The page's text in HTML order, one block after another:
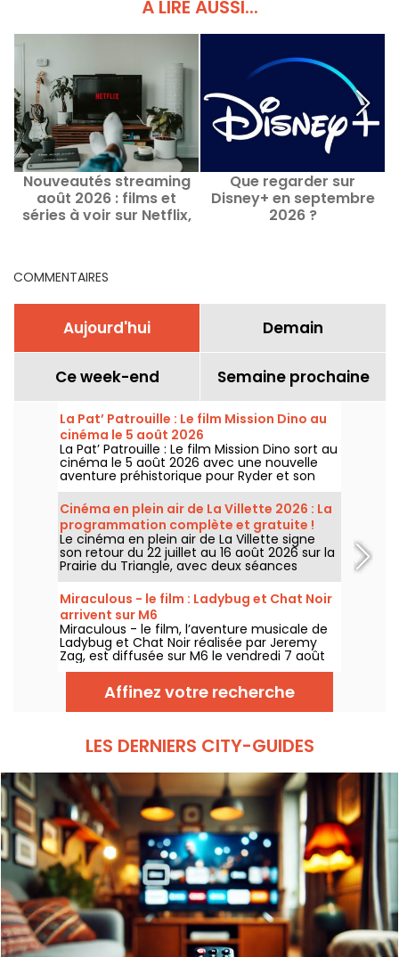
À LIRE AUSSI...
Nouveautés streaming
août 2026 : films et
séries à voir sur Netflix,
Que regarder sur
Disney+ en septembre
2026 ?
COMMENTAIRES
Aujourd'hui Demain
Ce week-end Semaine prochaine
La Pat’ Patrouille : Le film Mission Dino au
cinéma le 5 août 2026
La Pat’ Patrouille : Le film Mission Dino sort au
cinéma le 5 août 2026 avec une nouvelle
aventure préhistorique pour Ryder et son
équipe.
Cinéma en plein air de La Villette 2026 : La
programmation complète et gratuite !
Le cinéma en plein air de La Villette signe
son retour du 22 juillet au 16 août 2026 sur la
Prairie du Triangle, avec deux séances
gratuites par jour, à 18h et 21h. Pour cette
35e édition, le festival met à l’honneur le
thème “L’appel de la forêt”. Découvrez la
programmation complète et gratuite !
Miraculous - le film : Ladybug et Chat Noir
arrivent sur M6
Miraculous - le film, l’aventure musicale de
Ladybug et Chat Noir réalisée par Jeremy
Zag, est diffusée sur M6 le vendredi 7 août
2026 à 21h05.
Affinez votre recherche
LES DERNIERS CITY-GUIDES